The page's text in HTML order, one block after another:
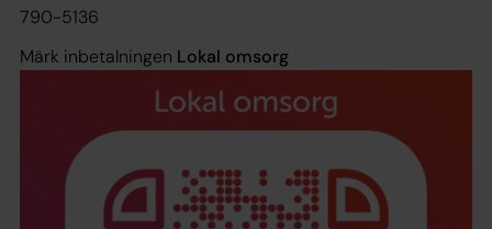
790-5136
Märk inbetalningen Lokal omsorg